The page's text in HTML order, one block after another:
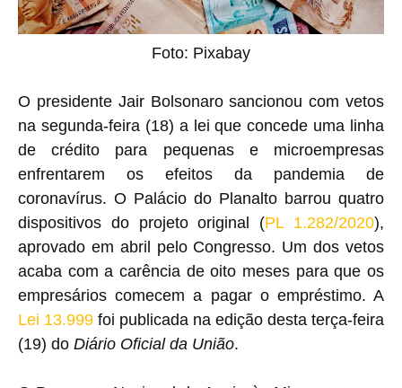
Foto: Pixabay
O presidente Jair Bolsonaro sancionou com vetos
na segunda-feira (18) a lei que concede uma linha
de crédito para pequenas e microempresas
enfrentarem os efeitos da pandemia de
coronavírus. O Palácio do Planalto barrou quatro
dispositivos do projeto original (PL 1.282/2020),
aprovado em abril pelo Congresso. Um dos vetos
acaba com a carência de oito meses para que os
empresários comecem a pagar o empréstimo. A
Lei 13.999 foi publicada na edição desta terça-feira
(19) do Diário Oficial da União.